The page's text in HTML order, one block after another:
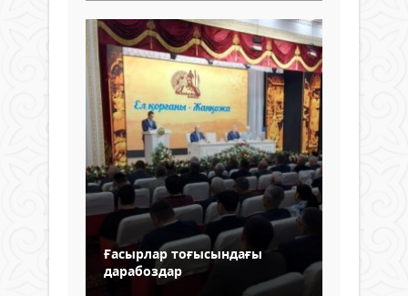
Ғасырлар тоғысындағы
дарабоздар